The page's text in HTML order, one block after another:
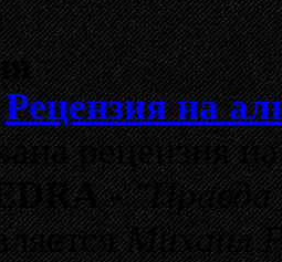
Рецензия на
рецензия
-"Правда
Михаил